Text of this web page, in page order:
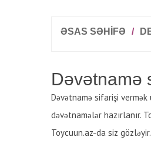
ƏSAS SƏHİFƏ /
Dəvətnamə
Dəvətnamə sifarişi
dəvətnamələr hazırlanır.
Toycuun.az-da siz gözləyir.